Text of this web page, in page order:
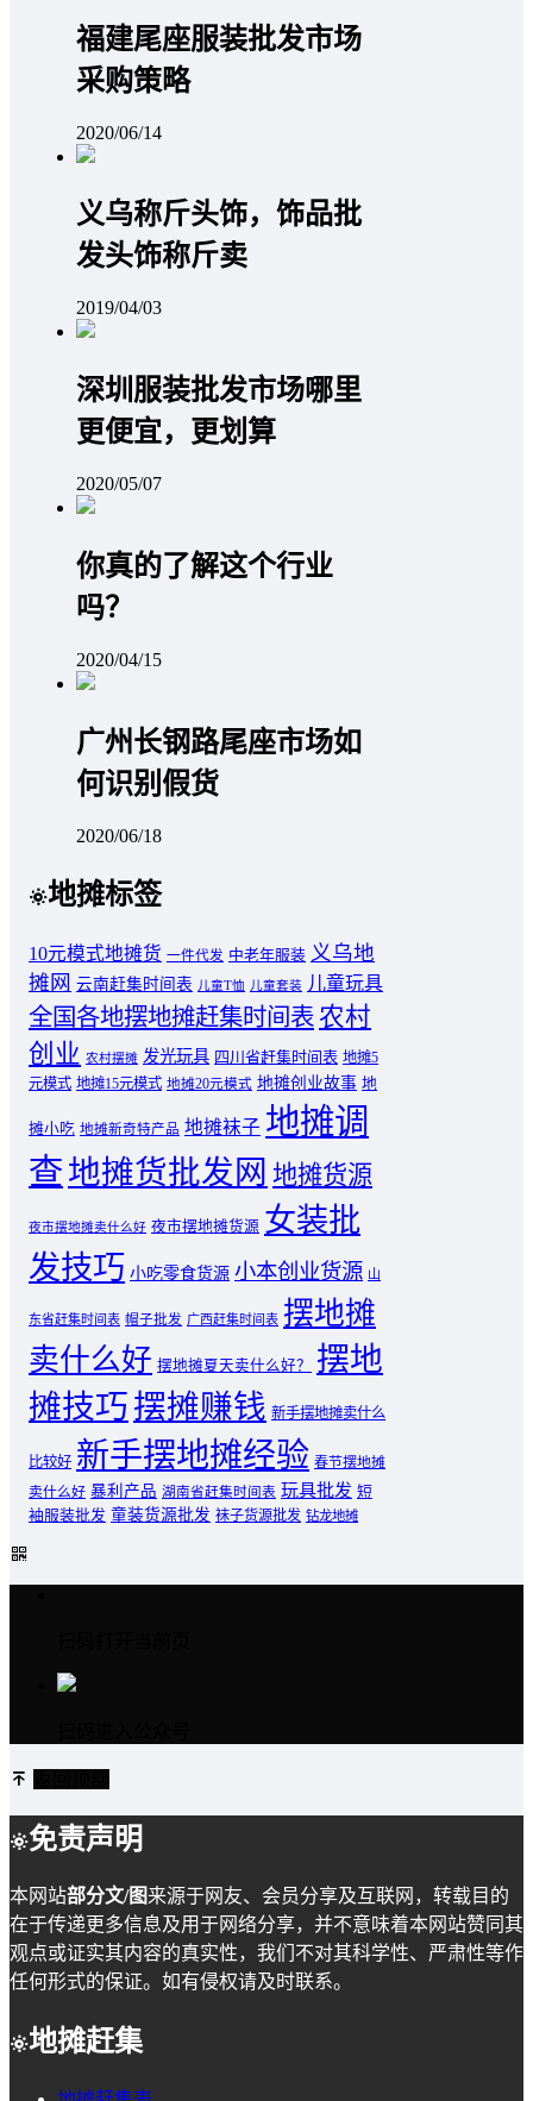
福建尾座服装批发市场
采购策略
2020/06/14
义乌称斤头饰，饰品批
发头饰称斤卖
2019/04/03
深圳服装批发市场哪里
更便宜，更划算
2020/05/07
你真的了解这个行业
吗？
2020/04/15
广州长钢路尾座市场如
何识别假货
2020/06/18
地摊标签
10元模式地摊货 一件代发 中老年服装 义乌地
摊网 云南赶集时间表 儿童T恤 儿童套装 儿童玩具
全国各地摆地摊赶集时间表 农村
创业 农村摆摊 发光玩具 四川省赶集时间表 地摊5
元模式 地摊15元模式 地摊20元模式 地摊创业故事 地
摊小吃 地摊新奇特产品 地摊袜子 地摊调
查地摊货批发网 地摊货源
夜市摆地摊卖什么好 夜市摆地摊货源 女装批
发技巧 小吃零食货源 小本创业货源 山
东省赶集时间表 帽子批发 广西赶集时间表 摆地摊
卖什么好 摆地摊夏天卖什么好？
摆地
摊技巧摆摊赚钱 新手摆地摊卖什么
比较好 新手摆地摊经验 春节摆地摊
卖什么好 暴利产品 湖南省赶集时间表 玩具批发 短
袖服装批发 童装货源批发 袜子货源批发 钻龙地摊
免责声明
本网站部分文/图来源于网友、会员分享及互联网，转载目的
在于传递更多信息及用于网络分享，并不意味着本网站赞同其
观点或证实其内容的真实性，我们不对其科学性、严肃性等作
任何形式的保证。如有侵权请及时联系。
地摊赶集